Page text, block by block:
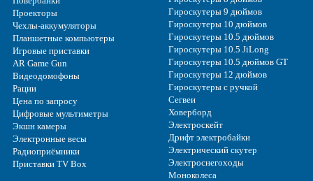
Проекторы
Чехлы-аккумуляторы
Планшетные компьютеры
Игровые приставки
AR Game Gun
Видеодомофоны
Рации
Цена по запросу
Цифровые мультиметры
Экшн камеры
Электронные весы
Радиоприёмники
Приставки TV Box
Гироскутеры 9 дюймов
Гироскутеры 10 дюймов
Гироскутеры 10.5 дюймов
Гироскутеры 10.5 JiLong
Гироскутеры 10.5 дюймов GT
Гироскутеры 12 дюймов
Гироскутеры с ручкой
Сегвеи
Ховерборд
Электроскейт
Дрифт электробайки
Электрический скутер
Электроснегоходы
Моноколеса